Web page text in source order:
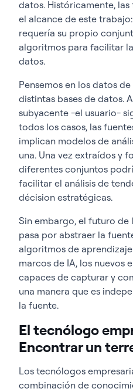
datos. Históricamente,
el alcance de este
requería su propio
algoritmos para facilitar
datos.
Pensemos en los datos
distintas bases de datos.
subyacente -el usuario-
todos los casos, las
implican modelos de
una. Una vez extraídos y
diferentes conjuntos
facilitar el análisis de
décision estratégicas.
Sin embargo, el futuro de
pasa por abstraer la
algoritmos de
marcos de IA, los nuevos
capaces de capturar y
una manera que es
la fuente.
El tecnólogo
Encontrar un
Los tecnólogos
combinación de